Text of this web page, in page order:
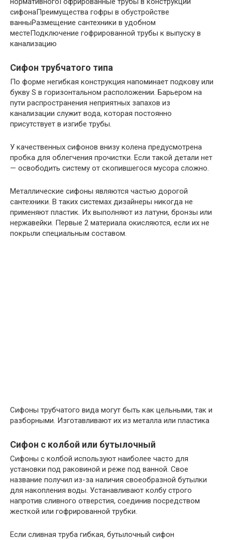
сифонаПреимущества гофры в обустройстве
ванныРазмещение сантехники в удобном
местеПодключение гофрированной трубы к выпуску в
канализацию
Сифон трубчатого типа
По форме негибкая конструкция напоминает подкову или
букву S в горизонтальном расположении. Барьером на
пути распространения неприятных запахов из
канализации служит вода, которая постоянно
присутствует в изгибе трубы.
У качественных сифонов внизу колена предусмотрена
пробка для облегчения прочистки. Если такой детали нет
— освободить систему от скопившегося мусора сложно.
Металлические сифоны являются частью дорогой
сантехники. В таких системах дизайнеры никогда не
применяют пластик. Их выполняют из латуни, бронзы или
нержавейки. Первые 2 материала окисляются, если их не
покрыли специальным составом.
Сифоны трубчатого вида могут быть как цельными, так и
разборными. Изготавливают их из металла или пластика
Сифон с колбой или бутылочный
Сифоны с колбой используют наиболее часто для
установки под раковиной и реже под ванной. Свое
название получил из-за наличия своеобразной бутылки
для накопления воды. Устанавливают колбу строго
напротив сливного отверстия, соединив посредством
жесткой или гофрированной трубки.
Если сливная труба гибкая, бутылочный сифон